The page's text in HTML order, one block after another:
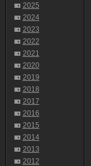
2025
2024
2023
2022
2021
2020
2019
2018
2017
2016
2015
2014
2013
2012